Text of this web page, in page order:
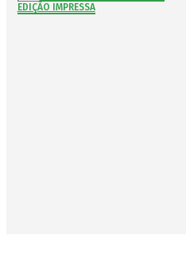
EDIÇÃO IMPRESSA